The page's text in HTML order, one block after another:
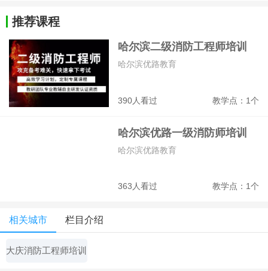
推荐课程
哈尔滨二级消防工程师培训
390人看过 教学点：1个
哈尔滨优路教育
哈尔滨优路一级消防师培训
363人看过 教学点：1个
哈尔滨优路教育
相关城市 栏目介绍
大庆消防工程师培训